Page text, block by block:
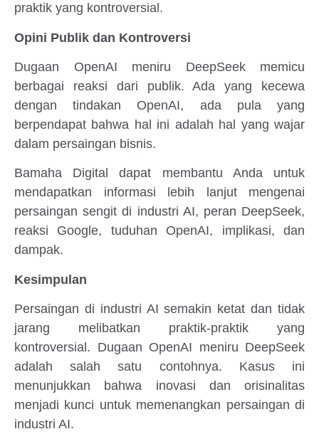
praktik yang kontroversial.
Opini Publik dan Kontroversi
Dugaan OpenAI meniru DeepSeek memicu
berbagai reaksi dari publik. Ada yang kecewa
dengan tindakan OpenAI, ada pula yang
berpendapat bahwa hal ini adalah hal yang wajar
dalam persaingan bisnis.
Bamaha Digital dapat membantu Anda untuk
mendapatkan informasi lebih lanjut mengenai
persaingan sengit di industri AI, peran DeepSeek,
reaksi Google, tuduhan OpenAI, implikasi, dan
dampak.
Kesimpulan
Persaingan di industri AI semakin ketat dan tidak
jarang melibatkan praktik-praktik yang
kontroversial. Dugaan OpenAI meniru DeepSeek
adalah salah satu contohnya. Kasus ini
menunjukkan bahwa inovasi dan orisinalitas
menjadi kunci untuk memenangkan persaingan di
industri AI.